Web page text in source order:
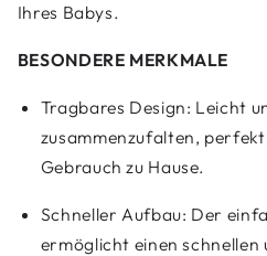
Ihres Babys.
BESONDERE MERKMALE
Tragbares Design: Leicht
zusammenzufalten,
Gebrauch zu Hause.
Schneller Aufbau: Der
ermöglicht einen schnellen